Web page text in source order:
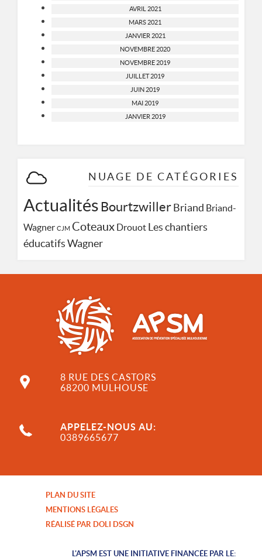
AVRIL 2021
MARS 2021
JANVIER 2021
NOVEMBRE 2020
NOVEMBRE 2019
JUILLET 2019
JUIN 2019
MAI 2019
JANVIER 2019
NUAGE DE CATÉGORIES
Actualités Bourtzwiller Briand Briand-
Wagner CJM Coteaux Drouot Les chantiers
éducatifs Wagner
8 RUE DES CASTORS
68200 MULHOUSE
APPELEZ-NOUS AU:
0389665677
PLAN DU SITE
MENTIONS LÉGALES
RÉALISÉ PAR DOLI DSGN
L'APSM EST UNE INITIATIVE FINANCÉE PAR LE: